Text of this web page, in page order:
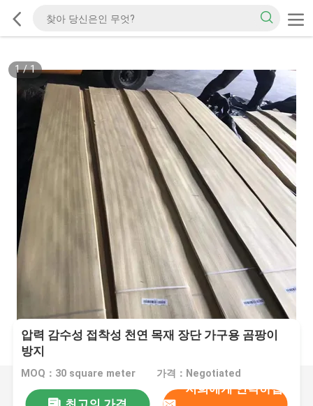
1/1
압력 감수성 접착성 천연 목재 장단 가구용 곰팡이
방지
MOQ：30 square meter 가격：Negotiated
저희에게 연락하십